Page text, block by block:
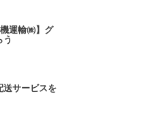
運輸㈱】グ
送サービスを